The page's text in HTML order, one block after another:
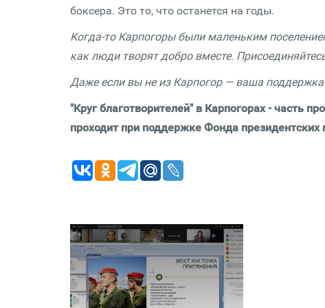
боксера. Это то, что останется на годы.
Когда-то Карпогоры были маленьким
как люди творят добро вместе.
Даже если вы не из Карпогор — ваша
"Круг благотворителей" в Карпогорах - часть
проходит при поддержке Фонда президентских